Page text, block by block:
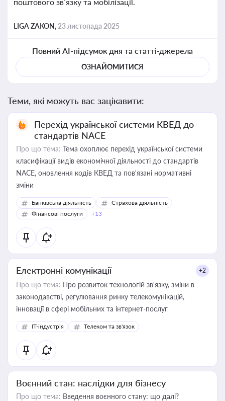
LIGA ZAKON, 23 листопада 2025
Повний AI-підсумок дня та статті-джерела
ОЗНАЙОМИТИСЯ
Теми, які можуть вас зацікавити:
Перехід української системи КВЕД до
стандартів NACE
Про що тема: Тема охоплює перехід української системи
класифікації видів економічної діяльності до стандартів
NACE, оновлення кодів КВЕД та пов'язані нормативні
зміни
Банківська діяльність
Страхова діяльність
Фінансові послуги
+13
Електронні комунікації +2
Про що тема: Про розвиток технологій зв'язку, зміни в
законодавстві, регулювання ринку телекомунікацій,
інновації в сфері мобільних та інтернет-послуг
IT-індустрія Телеком та зв'язок
Воєнний стан: наслідки для бізнесу
Про що тема: Введення воєнного стану: що далі?